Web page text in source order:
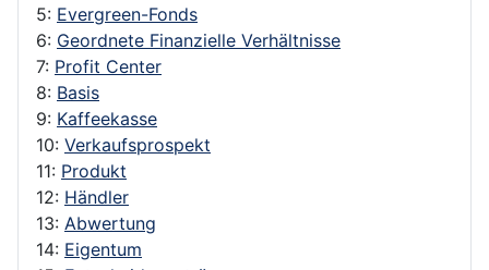
5: Evergreen-Fonds
6: Geordnete Finanzielle Verhältnisse
7: Profit Center
8: Basis
9: Kaffeekasse
10: Verkaufsprospekt
11: Produkt
12: Händler
13: Abwertung
14: Eigentum